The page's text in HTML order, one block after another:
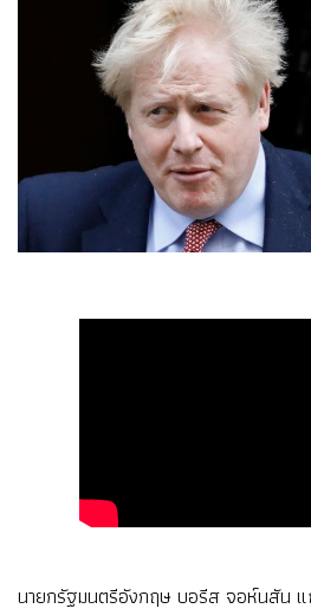
นายกรัฐมนตรีอังกฤษ บอรีส จอห์นสัน แ